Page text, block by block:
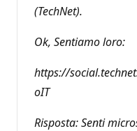
(TechNet).
Ok, Sentiamo loro:
https://
oIT
Risposta: Senti